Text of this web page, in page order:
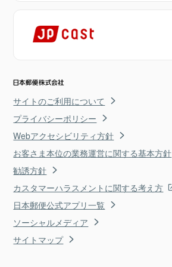
サイトのご利用について
プライバシーポリシー
Webアクセシビリティ方針
お客さま本位の業務運営に関する基本方針
勧誘方針
カスタマーハラスメントに関する考え方
日本郵便公式アプリ一覧
ソーシャルメディア
サイトマップ